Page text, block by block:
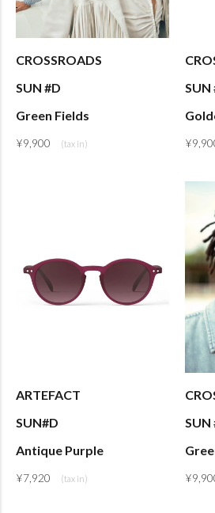
CROSSROADS
SUN #D
Green Fields
¥9,900
SUN
¥
ARTEFACT
SUN#D
Antique Purple
¥7,920
SUN
¥